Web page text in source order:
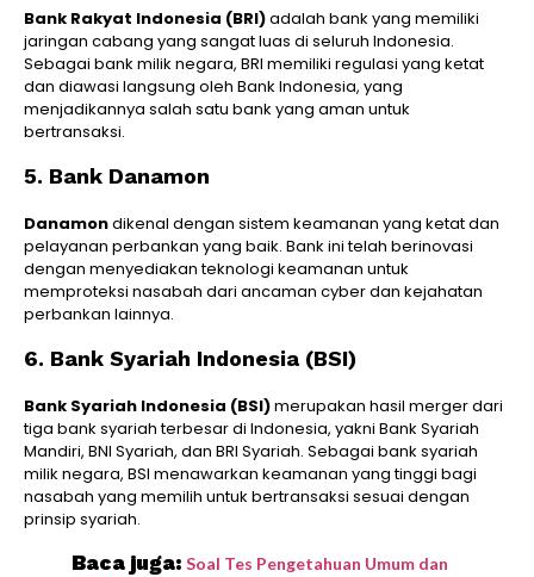
Bank Rakyat Indonesia (BRI)adalah bank yang memiliki
jaringan cabang yang sangat luas di seluruh Indonesia.
Sebagai bank milik negara, BRI memiliki regulasi yang ketat
dan diawasi langsung oleh Bank Indonesia, yang
menjadikannya salah satu bank yang aman untuk
bertransaksi.
5. Bank Danamon
Danamondikenal dengan sistem keamanan yang ketat dan
pelayanan perbankan yang baik. Bank ini telah berinovasi
dengan menyediakan teknologi keamanan untuk
memproteksi nasabah dari ancaman cyber dan kejahatan
perbankan lainnya.
6. Bank Syariah Indonesia (BSI)
Bank Syariah Indonesia (BSI)merupakan hasil merger dari
tiga bank syariah terbesar di Indonesia, yakni Bank Syariah
Mandiri, BNI Syariah, dan BRI Syariah. Sebagai bank syariah
milik negara, BSI menawarkan keamanan yang tinggi bagi
nasabah yang memilih untuk bertransaksi sesuai dengan
prinsip syariah.
Baca juga: Soal Tes Pengetahuan Umum dan